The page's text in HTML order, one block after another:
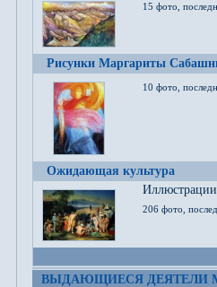
15 фото,
Рисунки Маргариты
10 фото,
Ожидающая культура
206 фото,
ВЫДАЮЩИЕСЯ ДЕЯТЕЛИ